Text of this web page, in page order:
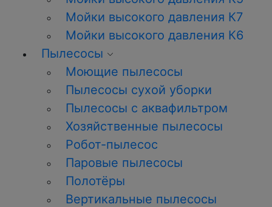
Мойки высокого давления К7
Мойки высокого давления К6
Пылесосы
Моющие пылесосы
Пылесосы сухой уборки
Пылесосы с аквафильтром
Хозяйственные пылесосы
Робот-пылесос
Паровые пылесосы
Полотёры
Вертикальные пылесосы